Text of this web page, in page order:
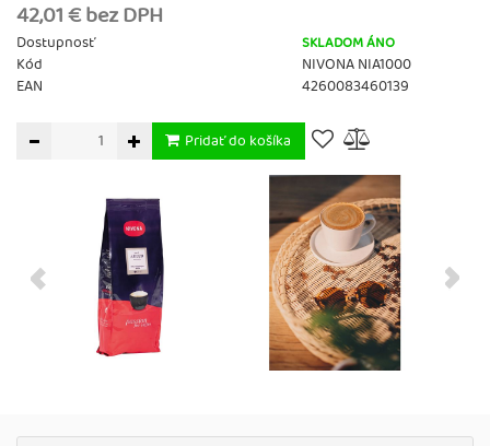
42,01 € bez DPH
Dostupnosť SKLADOM ÁNO
Kód
NIVONA NIA1000
EAN
4260083460139
Pridať do košíka